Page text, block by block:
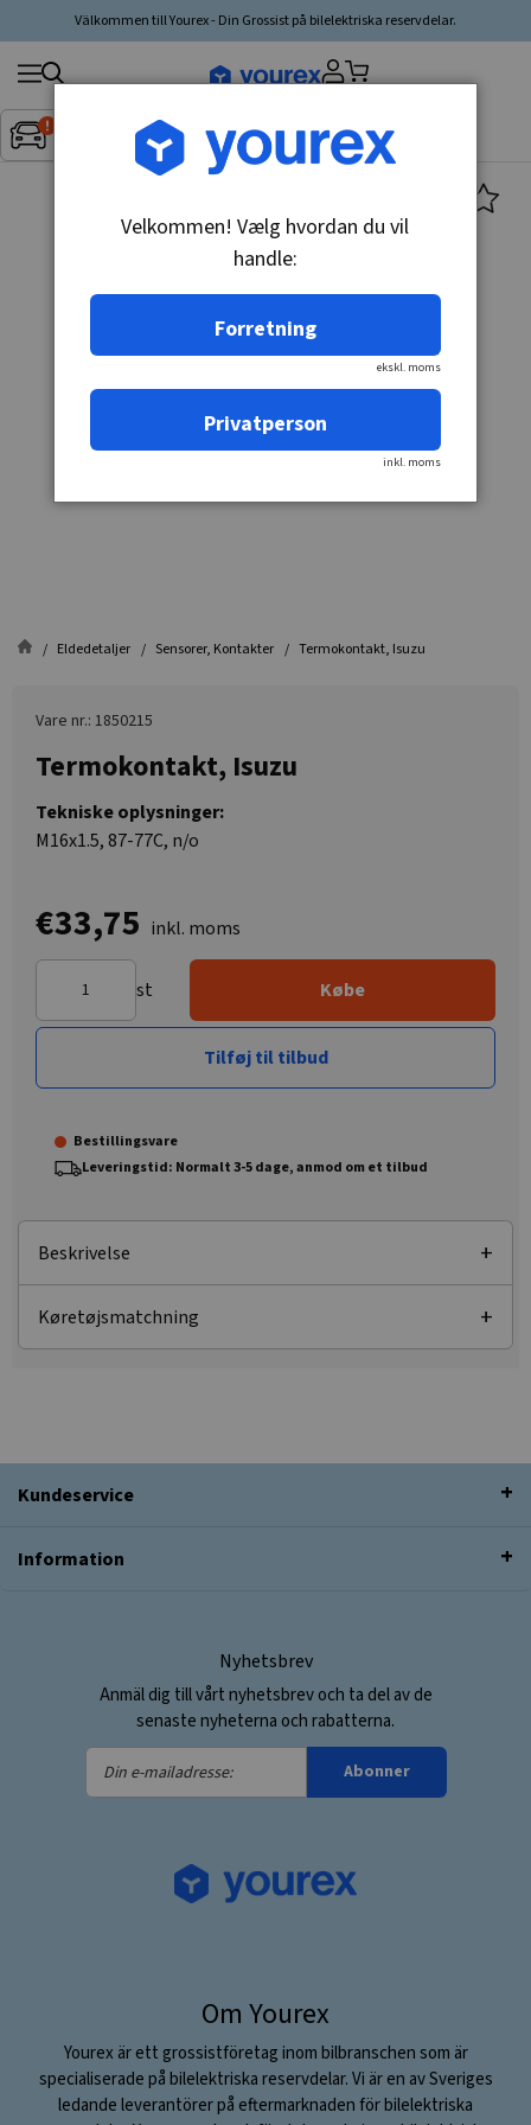
Välkommen till Yourex - Din Grossist på bilelektriska reservdelar.
Inget fordon valt▼
Søg
produkt,
producent,
Eldedetaljer Sensorer, Kontakter Termokontakt, Isuzu
Vare nr.: 1850215
Termokontakt, Isuzu
Tekniske oplysninger:
M16x1.5, 87-77C, n/o
€33,75 inkl. moms
st Købe
Tilføj til tilbud
Bestillingsvare
Leveringstid: Normalt 3-5 dage, anmod om et tilbud
Beskrivelse
Køretøjsmatchning
Kundeservice
Information
Nyhetsbrev
Anmäl dig till vårt nyhetsbrev och ta del av de
senaste nyheterna och rabatterna.
Din
e-
Abonner
Om Yourex
Yourex är ett grossistföretag inom bilbranschen som är
specialiserade på bilelektriska reservdelar. Vi är en av Sveriges
ledande leverantörer på eftermarknaden för bilelektriska
Velkommen! Vælg hvordan du vil
handle:
Forretning
ekskl. moms
Privatperson
inkl. moms